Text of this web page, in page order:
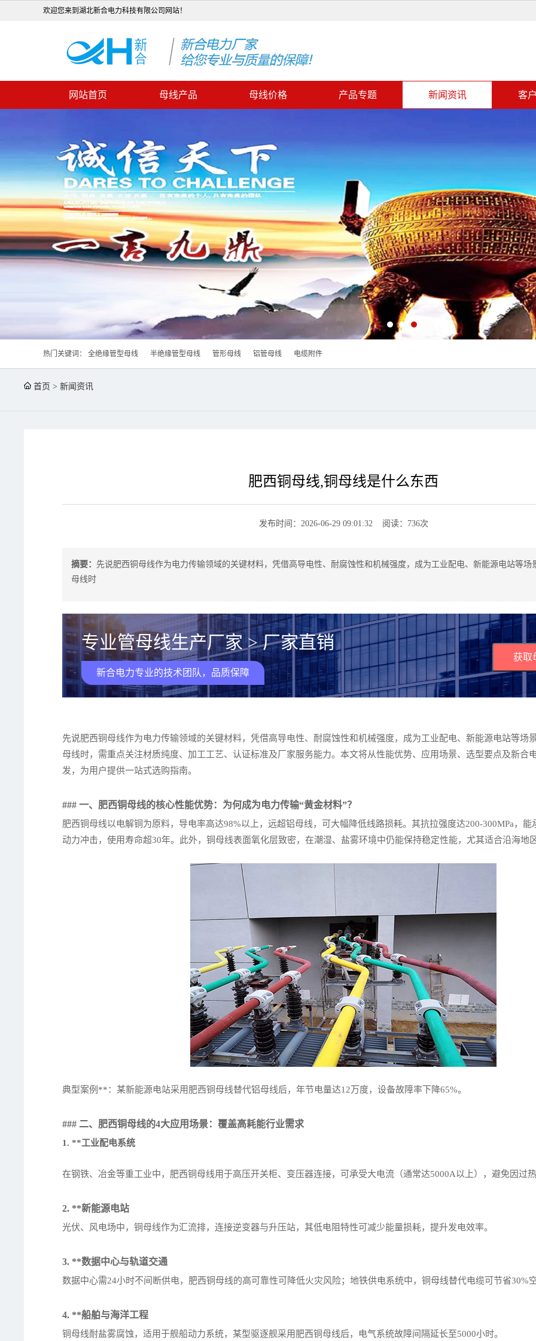
欢迎您来到湖北新合电力科技有限公司网站！
网站首页 母线产品 母线价格 产品专题 新闻资讯 客
热门关键词： 全绝缘管型母线 半绝缘管型母线 管形母线 铝管母线 电缆附件
首页 >新闻资讯
肥西铜母线,铜母线是什么东西
发布时间：2026-06-29 09:01:32 阅读：736次
摘要：先说肥西铜母线作为电力传输领域的关键材料，凭借高导电性、耐腐蚀性和机械强度，成为工业配电、新能源电站等场
母线时
专业管母线生产厂家 > 厂家直销
新合电力专业的技术团队，品质保障
获取
先说肥西铜母线作为电力传输领域的关键材料，凭借高导电性、耐腐蚀性和机械强度，成为工业配电、新能源电站等场
母线时，需重点关注材质纯度、加工工艺、认证标准及厂家服务能力。本文将从性能优势、应用场景、选型要点及新合
发，为用户提供一站式选购指南。
### 一、肥西铜母线的核心性能优势：为何成为电力传输“黄金材料”？
肥西铜母线以电解铜为原料，导电率高达98%以上，远超铝母线，可大幅降低线路损耗。其抗拉强度达200-300MPa，
动力冲击，使用寿命超30年。此外，铜母线表面氧化层致密，在潮湿、盐雾环境中仍能保持稳定性能，尤其适合沿海地
典型案例**：某新能源电站采用肥西铜母线替代铝母线后，年节电量达12万度，设备故障率下降65%。
### 二、肥西铜母线的4大应用场景：覆盖高耗能行业需求
1. **工业配电系统
在钢铁、冶金等重工业中，肥西铜母线用于高压开关柜、变压器连接，可承受大电流（通常达5000A以上），避免因过
2. **新能源电站
光伏、风电场中，铜母线作为汇流排，连接逆变器与升压站，其低电阻特性可减少能量损耗，提升发电效率。
3. **数据中心与轨道交通
数据中心需24小时不间断供电，肥西铜母线的高可靠性可降低火灾风险；地铁供电系统中，铜母线替代电缆可节省30%
4. **船舶与海洋工程
铜母线耐盐雾腐蚀，适用于舰船动力系统，某型驱逐舰采用肥西铜母线后，电气系统故障间隔延长至5000小时。